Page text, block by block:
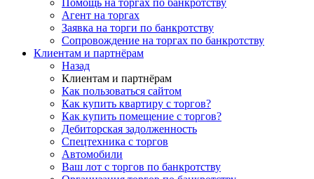
Помощь на торгах по банкротству
Агент на торгах
Заявка на торги по банкротству
Сопровождение на торгах по банкротству
Клиентам и партнёрам
Назад
Клиентам и партнёрам
Как пользоваться сайтом
Как купить квартиру с торгов?
Как купить помещение с торгов?
Дебиторская задолженность
Спецтехника с торгов
Автомобили
Ваш лот с торгов по банкротству